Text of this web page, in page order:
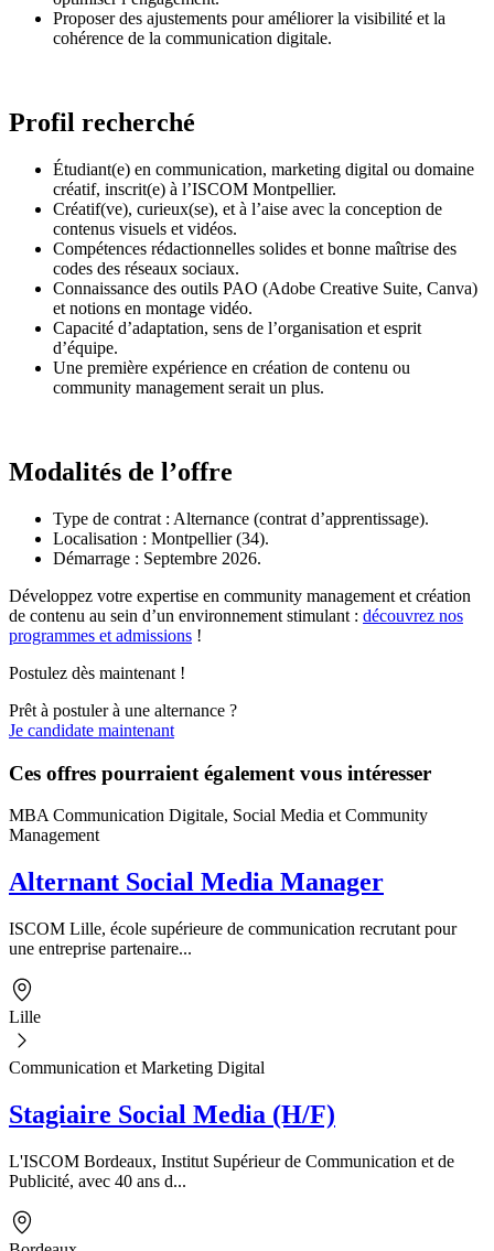
Proposer des ajustements pour améliorer la visibilité et la
cohérence de la communication digitale.
Profil recherché
Étudiant(e) en communication, marketing digital ou domaine
créatif, inscrit(e) à l’ISCOM Montpellier.
Créatif(ve), curieux(se), et à l’aise avec la conception de
contenus visuels et vidéos.
Compétences rédactionnelles solides et bonne maîtrise des
codes des réseaux sociaux.
Connaissance des outils PAO (Adobe Creative Suite, Canva)
et notions en montage vidéo.
Capacité d’adaptation, sens de l’organisation et esprit
d’équipe.
Une première expérience en création de contenu ou
community management serait un plus.
Modalités de l’offre
Type de contrat : Alternance (contrat d’apprentissage).
Localisation : Montpellier (34).
Démarrage : Septembre 2026.
Développez votre expertise en community management et création
de contenu au sein d’un environnement stimulant : découvrez nos
programmes et admissions !
Postulez dès maintenant !
Prêt à postuler à une alternance ?
Je candidate maintenant
Ces offres pourraient également vous intéresser
MBA Communication Digitale, Social Media et Community
Management
Alternant Social Media Manager
ISCOM Lille, école supérieure de communication recrutant pour
une entreprise partenaire...
Lille
Communication et Marketing Digital
Stagiaire Social Media (H/F)
L'ISCOM Bordeaux, Institut Supérieur de Communication et de
Publicité, avec 40 ans d...